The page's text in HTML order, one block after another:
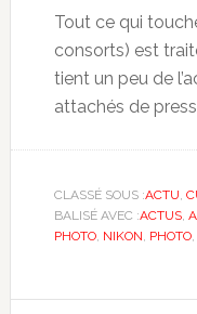
Tout ce qui
consorts) est
tient un peu de
attachés de
CLASSÉ SOUS :ACTU
BALISÉ AVEC :ACTUS,
PHOTO, NIKON PHOTO,